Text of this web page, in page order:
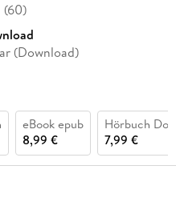
(60)
(Download)
eBook epub
8,99 €
Hörbuch
7,99 €